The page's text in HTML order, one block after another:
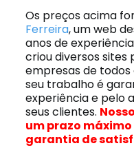
Os preços acima
Ferreira, um web
anos de
criou diversos
empresas de todos
seu trabalho é
experiência e pelo
seus clientes.
um prazo máximo
garantia de